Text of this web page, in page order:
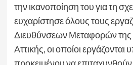
την ικανοποίηση του για τη
ευχαρίστησε όλους τους
Διευθύνσεων Μεταφορών της
Αττικής, οι οποίοι εργάζονται